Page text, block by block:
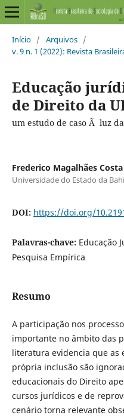
Início / Arquivos /
v. 9 n. 1 (2022): Revista
Educação
de Direito da
um estudo de caso Ã luz
Frederico Magalhães Costa
Universidade do Estado da
DOI: https://doi.org/
Palavras-chave: Educação
Pesquisa Empírica
Resumo
A participação nos
importante no âmbito das
literatura evidencia que as
própria inclusão são
educacionais do Direito
cursos jurídicos e de
cenário torna relevante